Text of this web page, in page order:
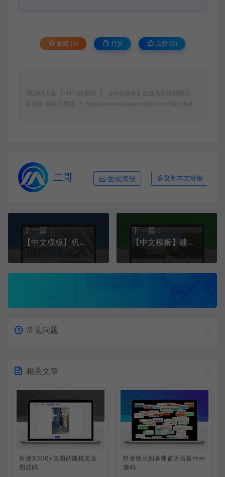
收藏 (0) 打赏 点赞 (0)
源码大集 HTML模板
【中文模板】农业用药肥料网站
蓝色款 响应式模板
https://www.yuanmadaji.com/891.html
二哥 生成海报 复制本文链接
上一篇：
【中文模板】机械设备（传动设备） 蓝色款 响应式模板
下一篇：
【中文模板】建材公司网站 橙白款 响应式模板
常见问题
相关文章
对接3000+美图的随机美女
图源码
抖音很火的多弹窗大合集html
源码